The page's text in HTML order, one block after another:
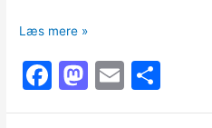
Undskyldninger
ikke
at
Læs mere »
F
a
M
a
E
m h